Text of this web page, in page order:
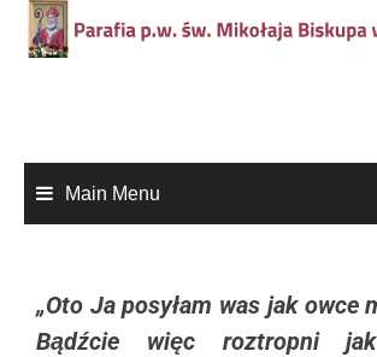
Main Menu
„Oto Ja posyłam was jak owce
Bądźcie więc roztropni